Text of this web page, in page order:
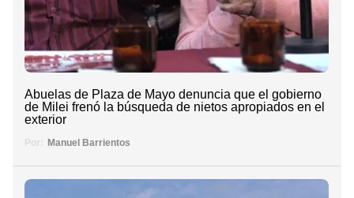
Abuelas de Plaza de Mayo denuncia que el gobierno
de Milei frenó la búsqueda de nietos apropiados en el
exterior
Por: Manuel Barrientos